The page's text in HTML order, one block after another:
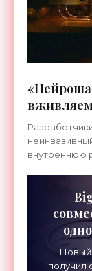
внутреннюю
Новый
получил